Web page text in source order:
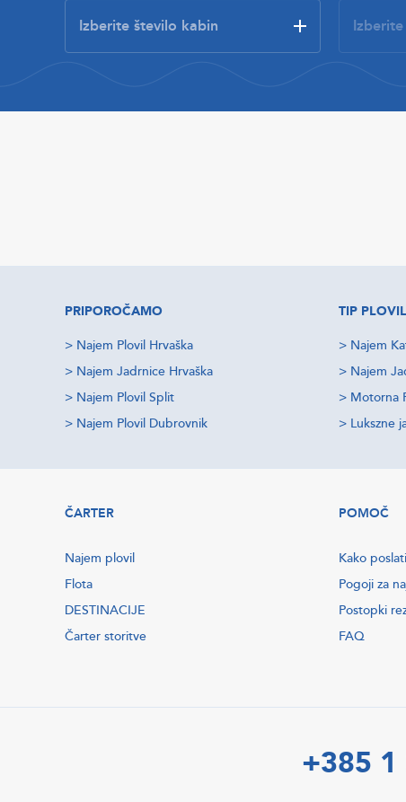
PRIPOROČAMO
> Najem Plovil Hrvaška
> Najem Jadrnice Hrvaška
> Najem Plovil Split
> Najem Plovil Dubrovnik
TIP
> Najem
> Najem
> Motorna
> Lukszne
ČARTER
Najem plovil
Flota
DESTINACIJE
Čarter storitve
POMOČ
Kako
Pogoji za
Postopki
FAQ
+385 1